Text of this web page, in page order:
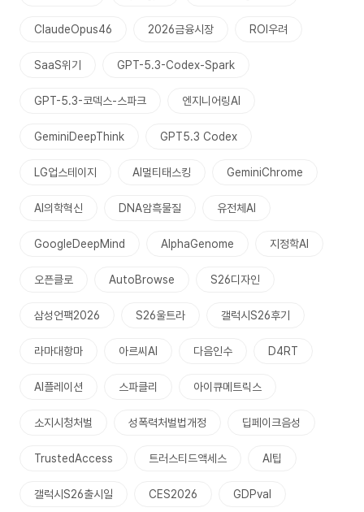
ClaudeOpus46 2026금융시장 ROI우려
SaaS위기 GPT-5.3-Codex-Spark
GPT-5.3-코덱스-스파크 엔지니어링AI
GeminiDeepThink GPT5.3 Codex
LG업스테이지 AI멀티태스킹 GeminiChrome
AI의학혁신 DNA암흑물질 유전체AI
GoogleDeepMind AlphaGenome 지정학AI
오픈클로 AutoBrowse S26디자인
삼성언팩2026 S26울트라 갤럭시S26후기
라마대항마 아르씨AI 다음인수 D4RT
AI플레이션 스파클리 아이큐메트릭스
소지시청처벌 성폭력처벌법개정 딥페이크음성
TrustedAccess 트러스티드액세스 AI팁
갤럭시S26출시일 CES2026 GDPval